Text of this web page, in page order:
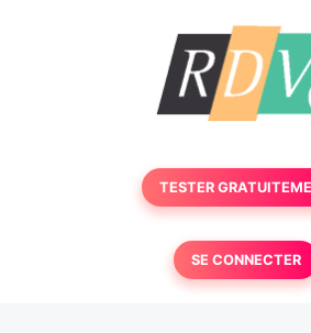
TESTER
SE CONNECTER